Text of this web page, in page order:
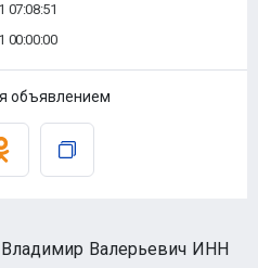
07:08:51
00:00:00
объявлением
Валерьевич ИНН